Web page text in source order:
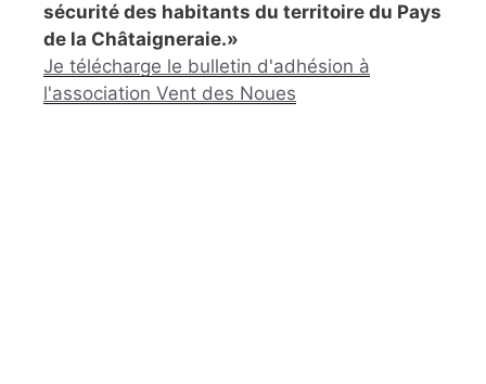
sécurité des habitants du territoire du Pays
de la Châtaigneraie.»
Je télécharge le bulletin d'adhésion à
l'association Vent des Noues